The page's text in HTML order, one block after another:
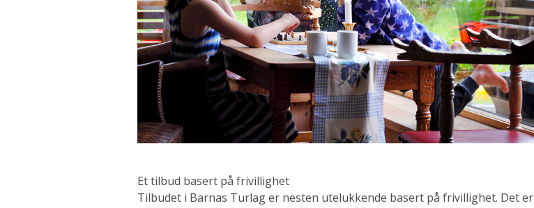
Et tilbud basert på frivillighet
Tilbudet i Barnas Turlag er nesten utelukkende basert på frivillighet. Det er